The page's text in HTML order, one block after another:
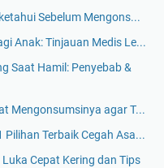
Sebelum Mengons...
Anak: Tinjauan Medis Le...
Saat Hamil: Penyebab &
Mengonsumsinya agar T...
Terbaik Cegah Asa...
Cepat Kering dan Tips